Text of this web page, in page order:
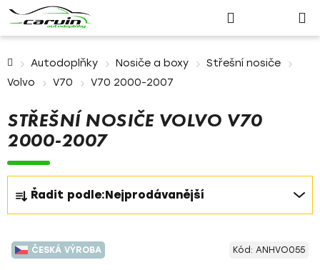
Přihlášení
košík
Autodoplňky Nosiče a boxy
Střešní nosiče
Volvo
V70 V70 2000-2007
STŘEŠNÍ NOSIČE VOLVO V70
2000-2007
Ř
a
z
e
n
Řadit podle:Nejprodávanější
V
ý
ČESKÁ VÝROBA Kód: ANHVO055